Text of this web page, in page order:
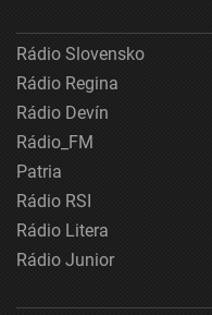
Rádio Slovensko
Rádio Regina
Rádio Devín
Rádio_FM
Patria
Rádio RSI
Rádio Litera
Rádio Junior